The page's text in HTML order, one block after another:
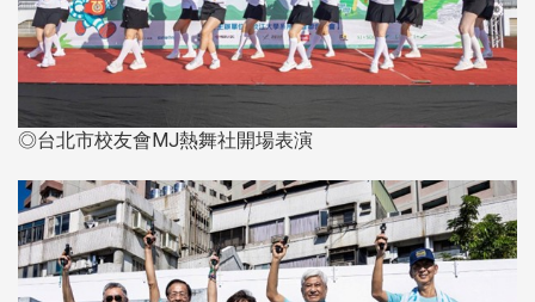
◎台北市校友會MJ熱舞社開場表演